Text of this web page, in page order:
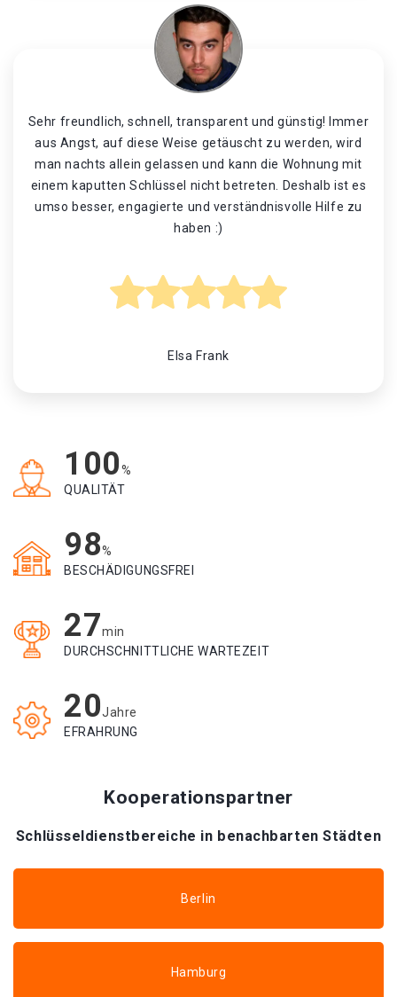
Sehr freundlich, schnell, transparent und günstig! Immer
aus Angst, auf diese Weise getäuscht zu werden, wird
man nachts allein gelassen und kann die Wohnung mit
einem kaputten Schlüssel nicht betreten. Deshalb ist es
umso besser, engagierte und verständnisvolle Hilfe zu
haben :)
Elsa Frank
100%
QUALITÄT
98%
BESCHÄDIGUNGSFREI
27min
DURCHSCHNITTLICHE WARTEZEIT
20Jahre
EFRAHRUNG
Kooperationspartner
Schlüsseldienstbereiche in benachbarten Städten
Berlin
Hamburg